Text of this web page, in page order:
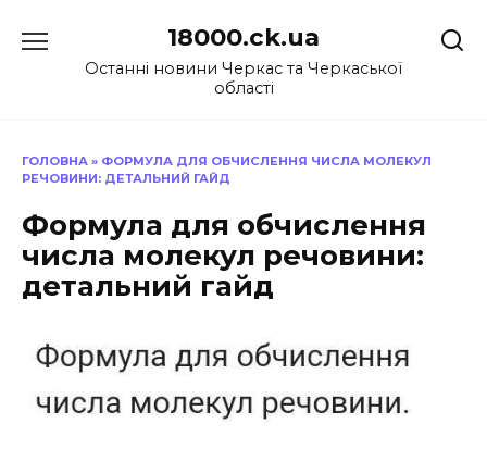
до
18000.ck.ua
Останні новини Черкас та Черкаської
області
ГОЛОВНА » ФОРМУЛА ДЛЯ ОБЧИСЛЕННЯ ЧИСЛА МОЛЕКУЛ
РЕЧОВИНИ: ДЕТАЛЬНИЙ ГАЙД
Формула для обчислення
числа молекул речовини:
детальний гайд